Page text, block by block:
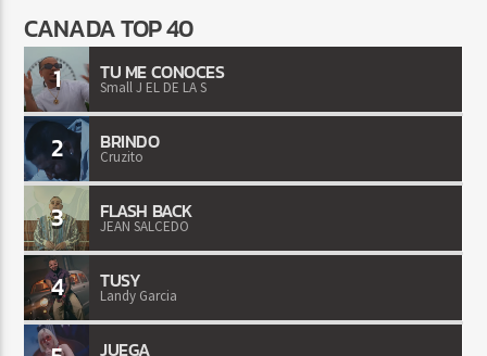
CANADA TOP 40
1 TU ME CONOCES
Small J EL DE LA S
2 BRINDO
Cruzito
3 FLASH BACK
JEAN SALCEDO
4 TUSY
Landy Garcia
JUEGA